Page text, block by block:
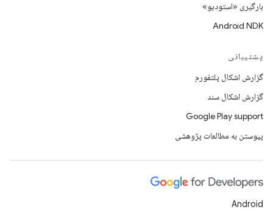
بارگیری «استودیو»
Android NDK
پشتیبانی
گزارش اشکال پلتفورم
گزارش اشکال سند
Google Play support
پیوستن به مطالعات پژوهشی
Android